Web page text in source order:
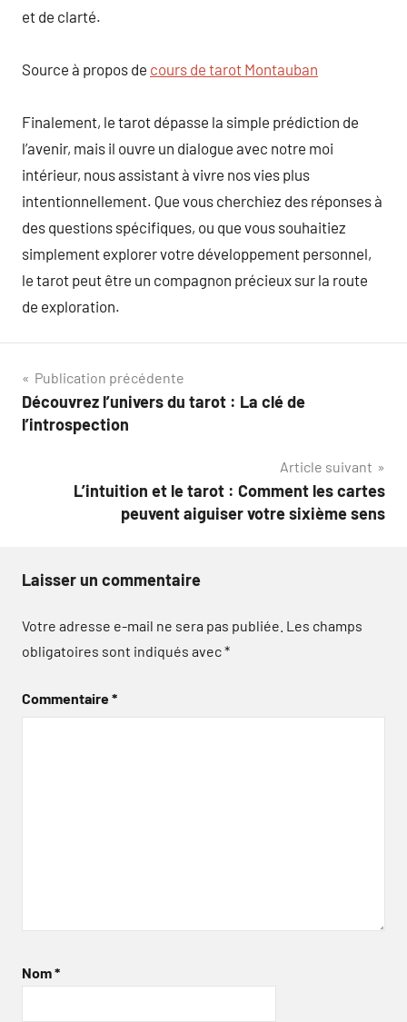
et de clarté.
Source à propos de cours de tarot Montauban
Finalement, le tarot dépasse la simple prédiction de
l’avenir, mais il ouvre un dialogue avec notre moi
intérieur, nous assistant à vivre nos vies plus
intentionnellement. Que vous cherchiez des réponses à
des questions spécifiques, ou que vous souhaitiez
simplement explorer votre développement personnel,
le tarot peut être un compagnon précieux sur la route
de exploration.
Navigation
de
Publication précédente
Découvrez l’univers du tarot : La clé de
l’introspection
Article suivant
L’intuition et le tarot : Comment les cartes
peuvent aiguiser votre sixième sens
Laisser un commentaire
Votre adresse e-mail ne sera pas publiée. Les champs
obligatoires sont indiqués avec*
Commentaire*
Nom*